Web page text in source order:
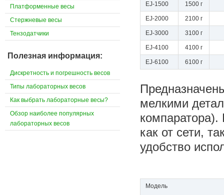
EJ-1500 1500 г
EJ-2000 2100 г
EJ-3000 3100 г
EJ-4100 4100 г
EJ-6100 6100 г
мелкими
как от сети,
удобство
Модель
Платформенные весы
Стержневые весы
Тензодатчики
Полезная информация:
Дискретность и погрешность весов
Типы лабораторных весов
Как выбрать лабораторные весы?
Обзор наиболее популярных
лабораторных весов